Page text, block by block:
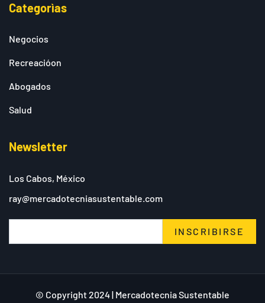
Categorìas
Negocios
Recreacióon
Abogados
Salud
Newsletter
Los Cabos, México
ray@mercadotecniasustentable.com
INSCRIBIRSE
© Copyright 2024 | Mercadotecnia Sustentable